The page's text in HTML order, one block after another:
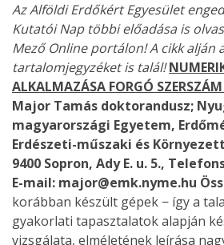
Az Alföldi Erdőkért Egyesület
Kutatói Nap többi előadása is
Mező Online portálon!A cikk alján
tartalomjegyzéket is talál!
ALKALMAZÁSA FORGÓ SZERSZÁM
Major Tamás doktorandusz;
magyarországi Egyetem,
Erdészeti-műszaki és
9400 Sopron, Ady E. u. 5.,
E-mail: major@emk.nyme.hu
korábban készült gépek − így a
gyakorlati tapasztalatok alapján
vizsgálata, elméletének leírása